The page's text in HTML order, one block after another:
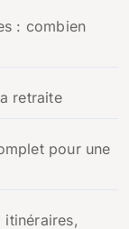
: combien
retraite
pour une
itinéraires,